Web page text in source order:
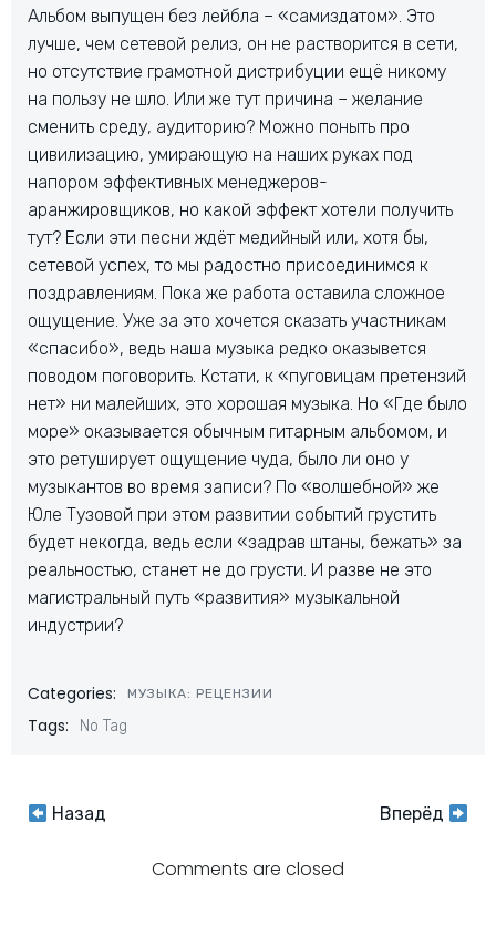
Альбом выпущен без лейбла – «самиздатом». Это
лучше, чем сетевой релиз, он не растворится в сети,
но отсутствие грамотной дистрибуции ещё никому
на пользу не шло. Или же тут причина – желание
сменить среду, аудиторию? Можно поныть про
цивилизацию, умирающую на наших руках под
напором эффективных менеджеров-
аранжировщиков, но какой эффект хотели получить
тут? Если эти песни ждёт медийный или, хотя бы,
сетевой успех, то мы радостно присоединимся к
поздравлениям. Пока же работа оставила сложное
ощущение. Уже за это хочется сказать участникам
«спасибо», ведь наша музыка редко оказывется
поводом поговорить. Кстати, к «пуговицам претензий
нет» ни малейших, это хорошая музыка. Но «Где было
море» оказывается обычным гитарным альбомом, и
это ретуширует ощущение чуда, было ли оно у
музыкантов во время записи? По «волшебной» же
Юле Тузовой при этом развитии событий грустить
будет некогда, ведь если «задрав штаны, бежать» за
реальностью, станет не до грусти. И разве не это
магистральный путь «развития» музыкальной
индустрии?
Categories: МУЗЫКА: РЕЦЕНЗИИ
Tags: No Tag
Навигация
Назад
Навигация
по
Вперёд
Comments are closed